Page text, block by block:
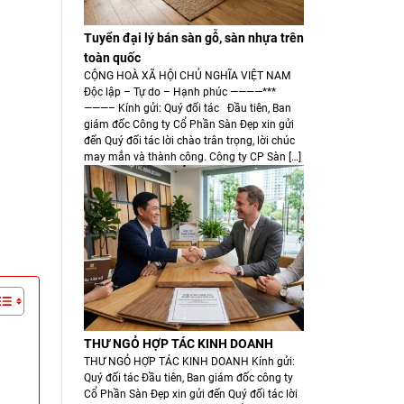
Tuyển đại lý bán sàn gỗ, sàn nhựa trên
toàn quốc
CỘNG HOÀ XÃ HỘI CHỦ NGHĨA VIỆT NAM
Độc lập – Tự do – Hạnh phúc ————***
———– Kính gửi: Quý đối tác Đầu tiên, Ban
giám đốc Công ty Cổ Phần Sàn Đẹp xin gửi
đến Quý đối tác lời chào trân trọng, lời chúc
may mắn và thành công. Công ty CP Sàn […]
THƯ NGỎ HỢP TÁC KINH DOANH
THƯ NGỎ HỢP TÁC KINH DOANH Kính gửi:
Quý đối tác Đầu tiên, Ban giám đốc công ty
Cổ Phần Sàn Đẹp xin gửi đến Quý đối tác lời